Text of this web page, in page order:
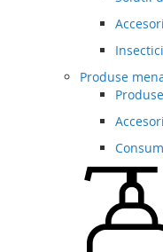
Produse